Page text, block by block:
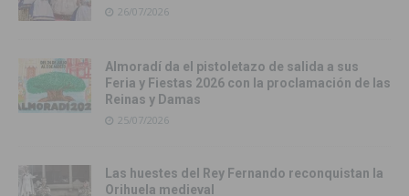
26/07/2026
Almoradí da el pistoletazo de salida a sus
Feria y Fiestas 2026 con la proclamación de las
Reinas y Damas
25/07/2026
Las huestes del Rey Fernando reconquistan la
Orihuela medieval